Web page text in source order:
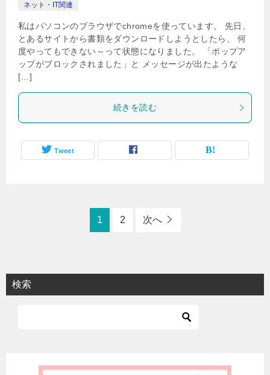
ネット・IT関連
私はパソコンのブラウザでchromeを使っています。 先日、
とあるサイトから書類をダウンロードしようとしたら、 何
度やってもできない～って状態になりました。 「ポップア
ップがブロックされました」と メッセージが出たような
[…]
続きを読む
Tweet
1 2 次へ
検索